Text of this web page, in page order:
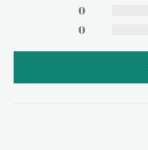
0
0